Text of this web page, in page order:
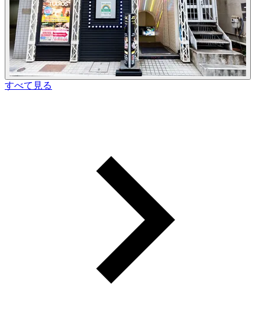
すべて見る